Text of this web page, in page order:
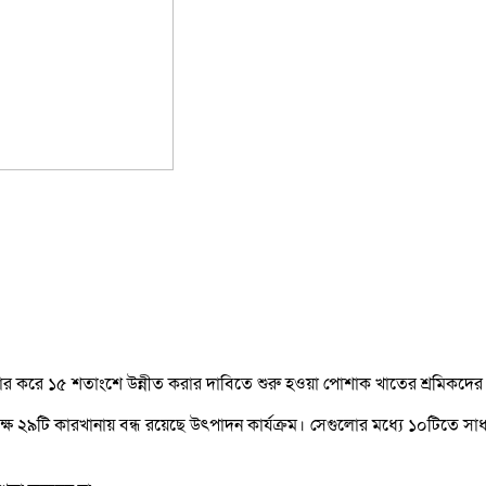
করে ১৫ শতাংশে উন্নীত করার দাবিতে শুরু হওয়া পোশাক খাতের
কারখানায় বন্ধ রয়েছে উৎপাদন কার্যক্রম। সেগুলোর মধ‍্যে ১০টিতে